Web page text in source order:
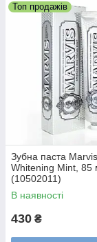
Топ продажів
Зубна паста
Whitening Mint, 85
(10502011)
В наявності
430 ₴